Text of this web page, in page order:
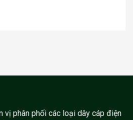
vị phân phối các loại dây cáp điện